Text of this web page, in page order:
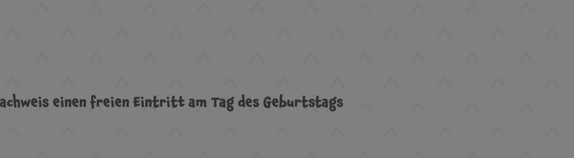
einen freien Eintritt am Tag des Geburtstags